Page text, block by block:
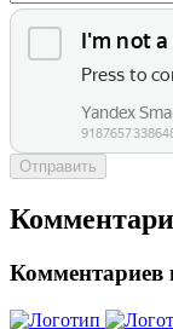
Отправить
Комментариев